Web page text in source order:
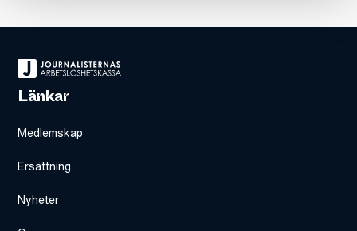
Länkar
Medlemskap
Ersättning
Nyheter